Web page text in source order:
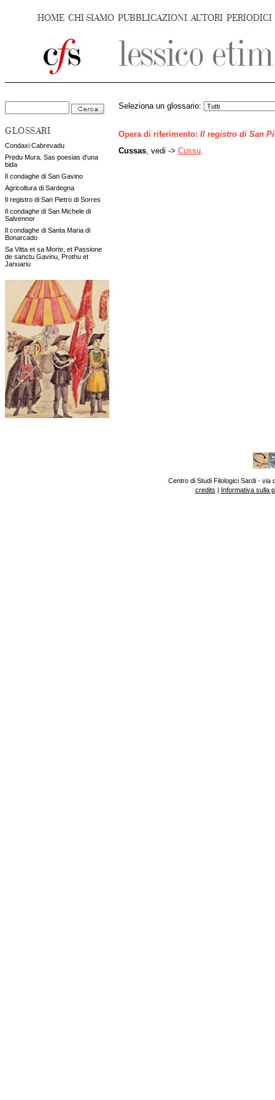
HOME CHI SIAMO PUBBLICAZIONI AUTORI PERIODICI
GLOSSARI
Condaxi Cabrevadu
Predu Mura. Sas poesias d'una
bida
Il condaghe di San Gavino
Agricoltura di Sardegna
Il registro di San Pietro di Sorres
Il condaghe di San Michele di
Salvennor
Il condaghe di Santa Maria di
Bonarcado
Sa Vitta et sa Morte, et Passione
de sanctu Gavinu, Prothu et
Januariu
Seleziona un glossario:
Opera di riferimento: Il registro di San
Cussas , vedi -> Cussu
Centro di Studi Filologici Sardi - via
credits | Informativa sulla